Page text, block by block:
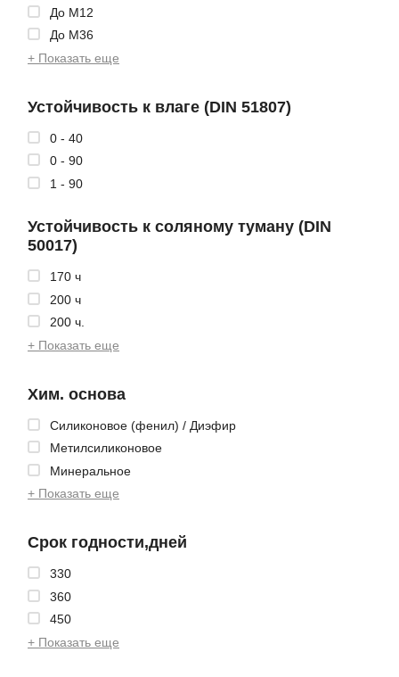
До М12
До М36
+ Показать еще
Устойчивость к влаге (DIN 51807)
0 - 40
0 - 90
1 - 90
Устойчивость к соляному туману (DIN
50017)
170 ч
200 ч
200 ч.
+ Показать еще
Хим. основа
Cиликоновое (фенил) / Диэфир
Метилсиликоновое
Минеральное
+ Показать еще
Срок годности,дней
330
360
450
+ Показать еще